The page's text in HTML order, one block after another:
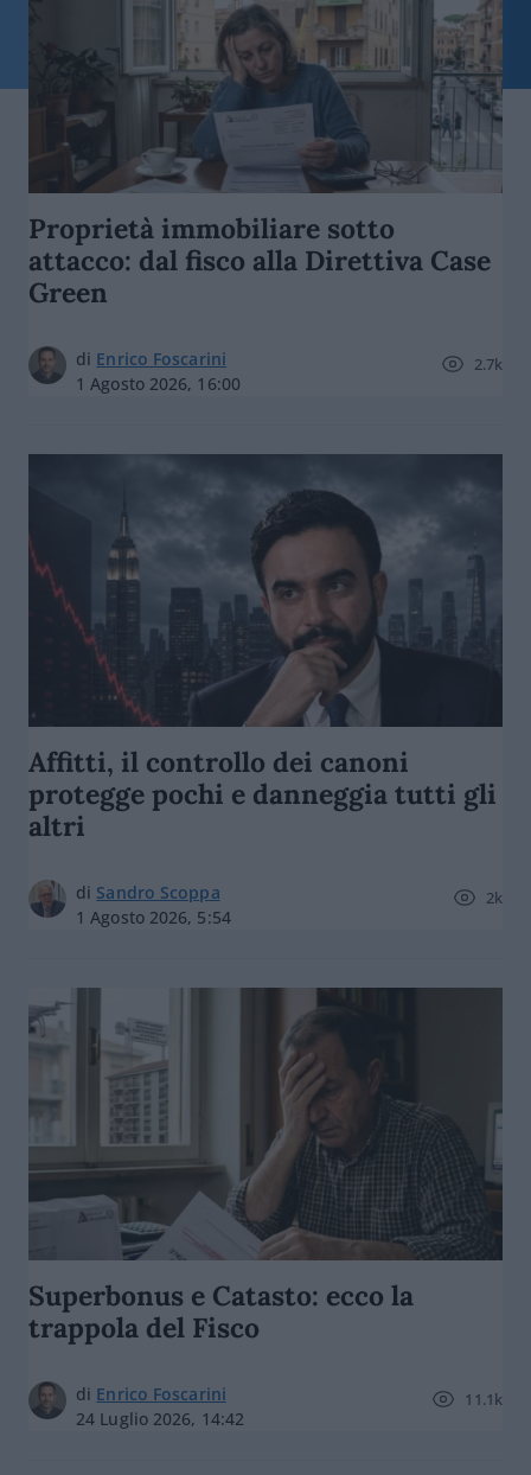
Proprietà immobiliare sotto
attacco: dal fisco alla Direttiva Case
Green
di Enrico Foscarini
1 Agosto 2026, 16:00
2.7k
Affitti, il controllo dei canoni
protegge pochi e danneggia tutti gli
altri
di Sandro Scoppa
1 Agosto 2026, 5:54
2k
Superbonus e Catasto: ecco la
trappola del Fisco
di Enrico Foscarini
24 Luglio 2026, 14:42
11.1k